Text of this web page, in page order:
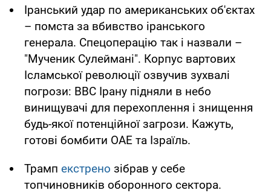
Іранський удар по американських об'єктах
– помста за вбивство іранського
генерала. Спецоперацію так і назвали –
"Мученик Сулеймані". Корпус вартових
Ісламської революції озвучив зухвалі
погрози: ВВС Ірану підняли в небо
винищувачі для перехоплення і знищення
будь-якої потенційної загрози. Кажуть,
готові бомбити ОАЕ та Ізраїль.
Трамп екстрено зібрав у себе
топчиновників оборонного сектора.